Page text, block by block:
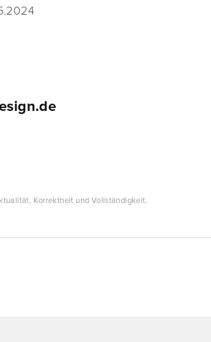
Korrektheit und Vollständigkeit.